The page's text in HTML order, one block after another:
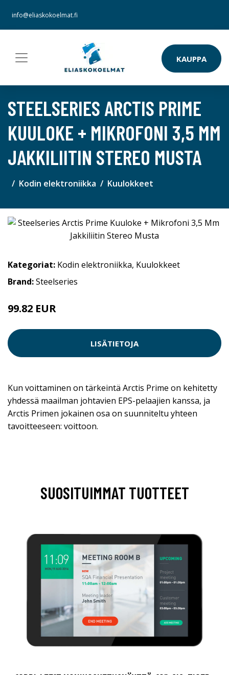
info@eliaskokoelmat.fi
KAUPPA
STEELSERIES ARCTIS PRIME
KUULOKE + MIKROFONI 3,5 MM
JAKKILIITIN STEREO MUSTA
Kodin elektroniikka Kuulokkeet
Kategoriat: Kodin elektroniikka, Kuulokkeet
Brand:Steelseries
99.82 EUR
LISÄTIETOJA
Kun voittaminen on tärkeintä Arctis Prime on kehitetty
yhdessä maailman johtavien EPS-pelaajien kanssa, ja
Arctis Primen jokainen osa on suunniteltu yhteen
tavoitteeseen: voittoon.
SUOSITUIMMAT TUOTTEET